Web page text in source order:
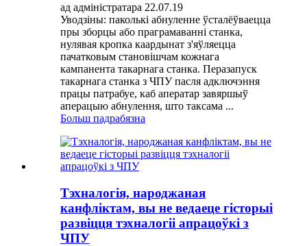
ад адміністратара 22.07.19
Уводзіны: паколькі абнуленне ўсталёўваецца
пры зборцы або праграмаванні станка,
нулявая кропка каардынат з'яўляецца
пачатковым становішчам кожнага
кампанента такарнага станка. Перазапуск
такарнага станка з ЧПУ пасля адключэння
працы патрабуе, каб аператар завяршыў
аперацыю абнулення, што таксама ...
Больш падрабязна
Тэхналогія, народжаная
канфліктам, вы не ведаеце гісторыі
развіцця тэхналогіі апрацоўкі з
ЧПУ